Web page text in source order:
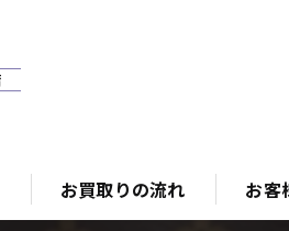
お買取りの流れ お客